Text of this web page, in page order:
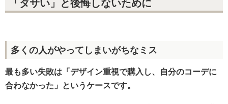
多くの人がやってしまいがちなミス
最も多い失敗は「デザイン重視で購入し、自分のコーデに
合わなかった」というケースです。